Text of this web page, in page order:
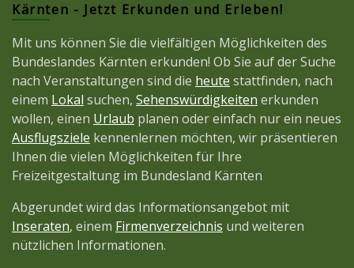
Kärnten - Jetzt Erkunden und Erleben!
Mit uns können Sie die vielfältigen Möglichkeiten des
Bundeslandes Kärnten erkunden! Ob Sie auf der Suche
nach Veranstaltungen sind die heute stattfinden, nach
einem Lokal suchen, Sehenswürdigkeiten erkunden
wollen, einen Urlaub planen oder einfach nur ein neues
Ausflugsziele kennenlernen möchten, wir präsentieren
Ihnen die vielen Möglichkeiten für Ihre
Freizeitgestaltung im Bundesland Kärnten
Abgerundet wird das Informationsangebot mit
Inseraten, einem Firmenverzeichnis und weiteren
nützlichen Informationen.